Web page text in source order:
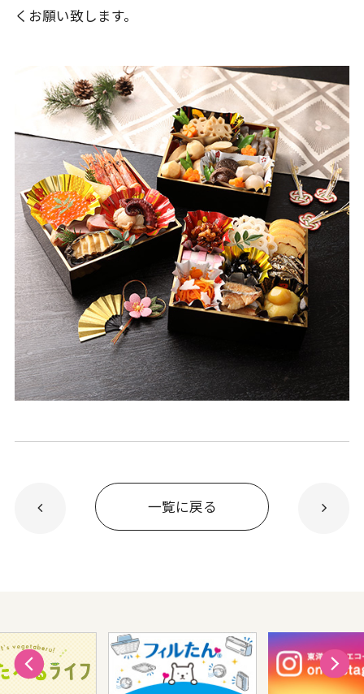
くお願い致します。
一覧に戻る